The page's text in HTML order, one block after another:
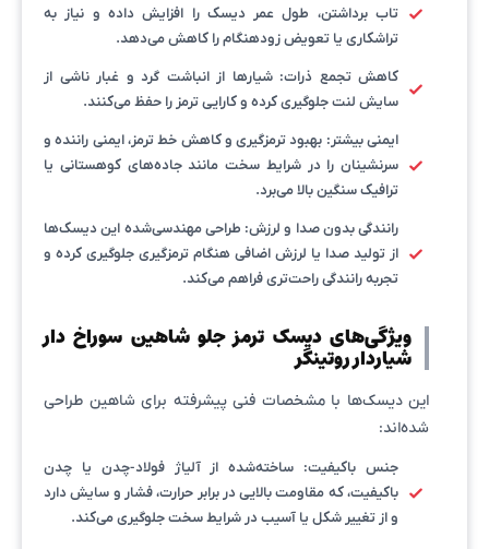
تاب برداشتن، طول عمر دیسک را افزایش داده و نیاز به
تراشکاری یا تعویض زودهنگام را کاهش می‌دهد.
کاهش تجمع ذرات: شیارها از انباشت گرد و غبار ناشی از
سایش لنت جلوگیری کرده و کارایی ترمز را حفظ می‌کنند.
ایمنی بیشتر: بهبود ترمزگیری و کاهش خط ترمز، ایمنی راننده و
سرنشینان را در شرایط سخت مانند جاده‌های کوهستانی یا
ترافیک سنگین بالا می‌برد.
رانندگی بدون صدا و لرزش: طراحی مهندسی‌شده این دیسک‌ها
از تولید صدا یا لرزش اضافی هنگام ترمزگیری جلوگیری کرده و
تجربه رانندگی راحت‌تری فراهم می‌کند.
ویژگی‌های دیسک ترمز جلو شاهین سوراخ دار
شیاردار روتینگر
این دیسک‌ها با مشخصات فنی پیشرفته برای شاهین طراحی
شده‌اند:
جنس باکیفیت: ساخته‌شده از آلیاژ فولاد-چدن یا چدن
باکیفیت، که مقاومت بالایی در برابر حرارت، فشار و سایش دارد
و از تغییر شکل یا آسیب در شرایط سخت جلوگیری می‌کند.